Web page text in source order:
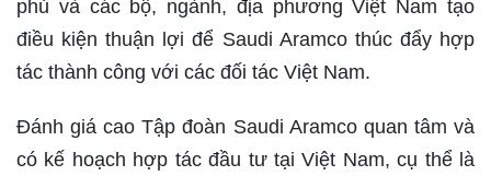
phủ và các bộ, ngành, địa phương Việt Nam tạo
điều kiện thuận lợi để Saudi Aramco thúc đẩy hợp
tác thành công với các đối tác Việt Nam.
Đánh giá cao Tập đoàn Saudi Aramco quan tâm và
có kế hoạch hợp tác đầu tư tại Việt Nam, cụ thể là